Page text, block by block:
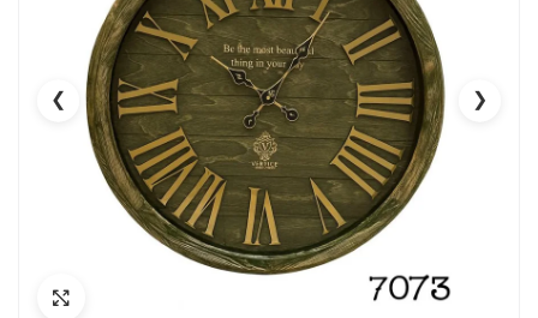
❮
❯